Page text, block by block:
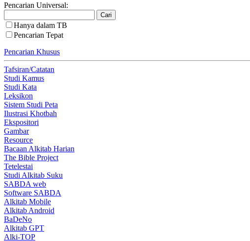
Pencarian Universal:
Hanya dalam TB
Pencarian Tepat
Pencarian Khusus
Tafsiran/Catatan
Studi Kamus
Studi Kata
Leksikon
Sistem Studi Peta
Ilustrasi Khotbah
Ekspositori
Gambar
Resource
Bacaan Alkitab Harian
The Bible Project
Tetelestai
Studi Alkitab Suku
SABDA web
Software SABDA
Alkitab Mobile
Alkitab Android
BaDeNo
Alkitab GPT
Alki-TOP